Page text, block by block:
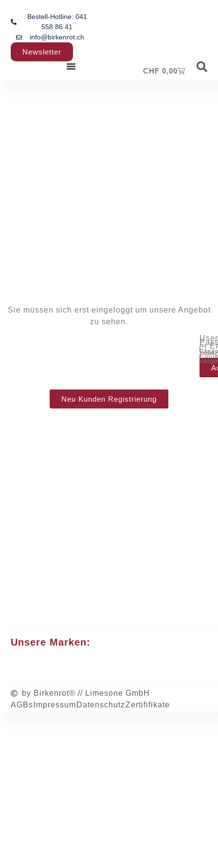
Bestell-Hotline: 041
558 86 41
info@birkenrot.ch
Newsletter
CHF 0,00
Sie müssen sich erst eingeloggt um unsere Angebot
zu sehen.
or
Neu Kunden Registrierung
Unsere Marken:
by Birkenrot® // Limesone GmbH
AGBs Impressum DatenschutzZertififikate